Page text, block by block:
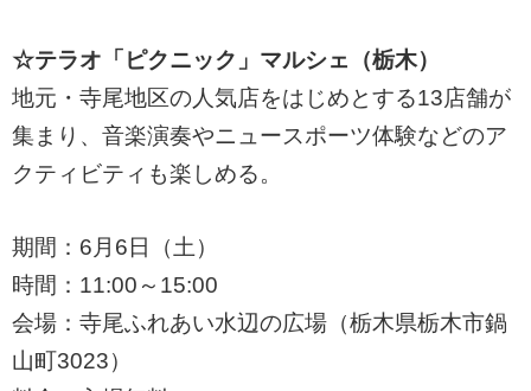
☆テラオ「ピクニック」マルシェ（栃木）
地元・寺尾地区の人気店をはじめとする13店舗が
集まり、音楽演奏やニュースポーツ体験などのア
クティビティも楽しめる。
期間：6月6日（土）
時間：11:00～15:00
会場：寺尾ふれあい水辺の広場（栃木県栃木市鍋
山町3023）